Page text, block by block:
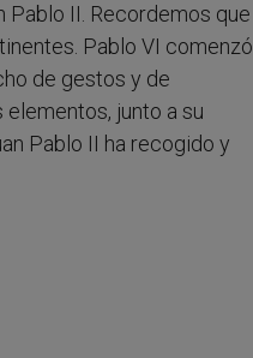
Pablo II. Recordemos que
Pablo VI comenzó
de gestos y de
junto a su
Pablo II ha recogido y